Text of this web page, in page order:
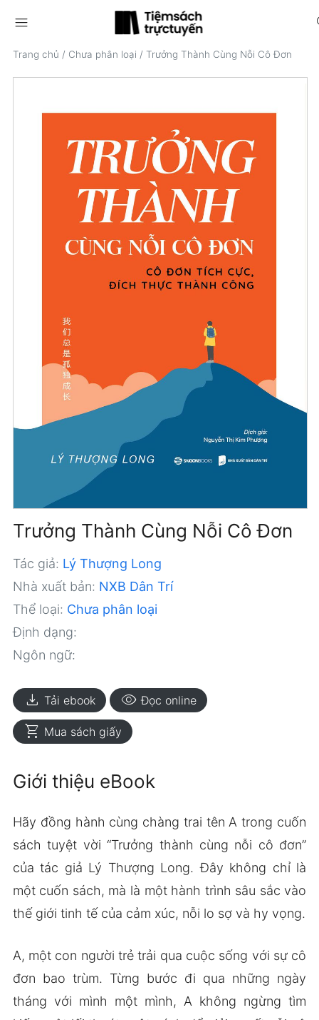
menu
Trang chủ / Chưa phân loại / Trưởng Thành Cùng Nỗi Cô Đơn
Trưởng Thành Cùng Nỗi Cô Đơn
Tác giả: Lý Thượng Long
Nhà xuất bản: NXB Dân Trí
Thể loại: Chưa phân loại
Định dạng:
Ngôn ngữ:
download Tải ebook visibility Đọc online
shopping_cart Mua sách giấy
Giới thiệu eBook
Hãy đồng hành cùng chàng trai tên A trong cuốn
sách tuyệt vời “Trưởng thành cùng nỗi cô đơn”
của tác giả Lý Thượng Long. Đây không chỉ là
một cuốn sách, mà là một hành trình sâu sắc vào
thế giới tinh tế của cảm xúc, nỗi lo sợ và hy vọng.
A, một con người trẻ trải qua cuộc sống với sự cô
đơn bao trùm. Từng bước đi qua những ngày
tháng với mình một mình, A không ngừng tìm